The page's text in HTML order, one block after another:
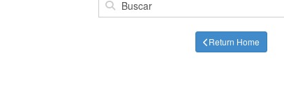
Return Home